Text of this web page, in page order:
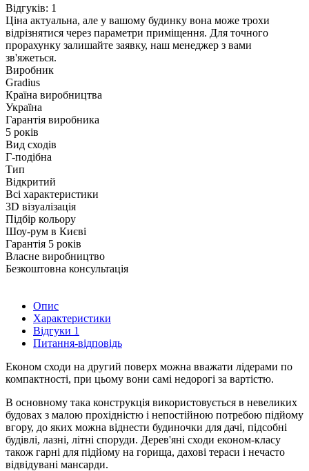
Відгуків: 1
Ціна актуальна, але у вашому будинку вона може трохи
відрізнятися через параметри приміщення. Для точного
прорахунку залишайте заявку, наш менеджер з вами
зв'яжеться.
Виробник
Gradius
Країна виробництва
Україна
Гарантія виробника
5 років
Вид сходів
Г-подібна
Тип
Відкритий
Всі характеристики
3D візуалізація
Підбір кольору
Шоу-рум в Києві
Гарантія 5 років
Власне виробництво
Безкоштовна консультація
Опис
Характеристики
Відгуки 1
Питання-відповідь
Економ сходи на другий поверх можна вважати лідерами по
компактності, при цьому вони самі недорогі за вартістю.
В основному така конструкція використовується в невеликих
будовах з малою прохідністю і непостійною потребою підйому
вгору, до яких можна віднести будиночки для дачі, підсобні
будівлі, лазні, літні споруди. Дерев'яні сходи економ-класу
також гарні для підйому на горища, дахові тераси і нечасто
відвідувані мансарди.